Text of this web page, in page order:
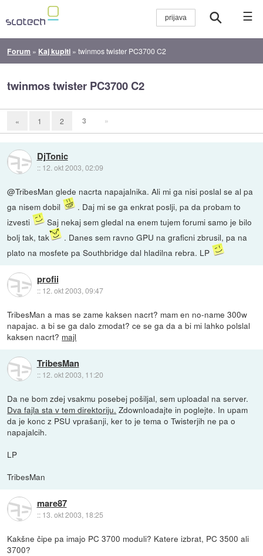
☰
Forum » Kaj kupiti »twinmos twister PC3700 C2
twinmos twister PC3700 C2
« 1 2 3 »
DjTonic
:: 12. okt 2003, 02:09
@TribesMan glede nacrta napajalnika. Ali mi ga nisi poslal se al pa
ga nisem dobil
. Daj mi se ga enkrat poslji, pa da probam to
izvesti
Saj nekaj sem gledal na enem tujem forumi samo je bilo
bolj tak, tak
. Danes sem ravno GPU na graficni zbrusil, pa na
plato na mosfete pa Southbridge dal hladilna rebra. LP
profii
:: 12. okt 2003, 09:47
TribesMan a mas se zame kaksen nacrt? mam en no-name 300w
napajac. a bi se ga dalo zmodat? ce se ga da a bi mi lahko polslal
kaksen nacrt? majl
TribesMan
:: 12. okt 2003, 11:20
Da ne bom zdej vsakmu posebej pošiljal, sem uploadal na server.
Dva fajla sta v tem direktoriju. Zdownloadajte in poglejte. In upam
da je konc z PSU vprašanji, ker to je tema o Twisterjih ne pa o
napajalcih.
LP
TribesMan
mare87
:: 13. okt 2003, 18:25
Kakšne čipe pa imajo PC 3700 moduli? Katere izbrat, PC 3500 ali
3700?